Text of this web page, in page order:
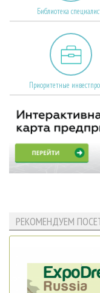
Библиотека
Приоритетные
РЕКОМЕНДУЕМ